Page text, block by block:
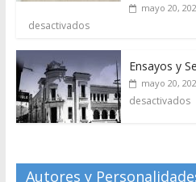
mayo 20,
desactivados
Ensayos y
mayo 20,
desactivados
Autores y